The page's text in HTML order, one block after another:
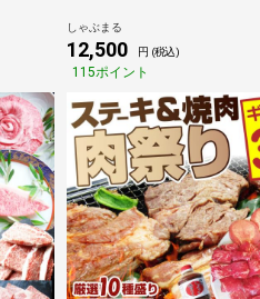
だけ＆解凍するだけ簡単
ンキング1位 人気のお肉
まる
しゃぶまる
12,500 円 (税込)
115ポイント